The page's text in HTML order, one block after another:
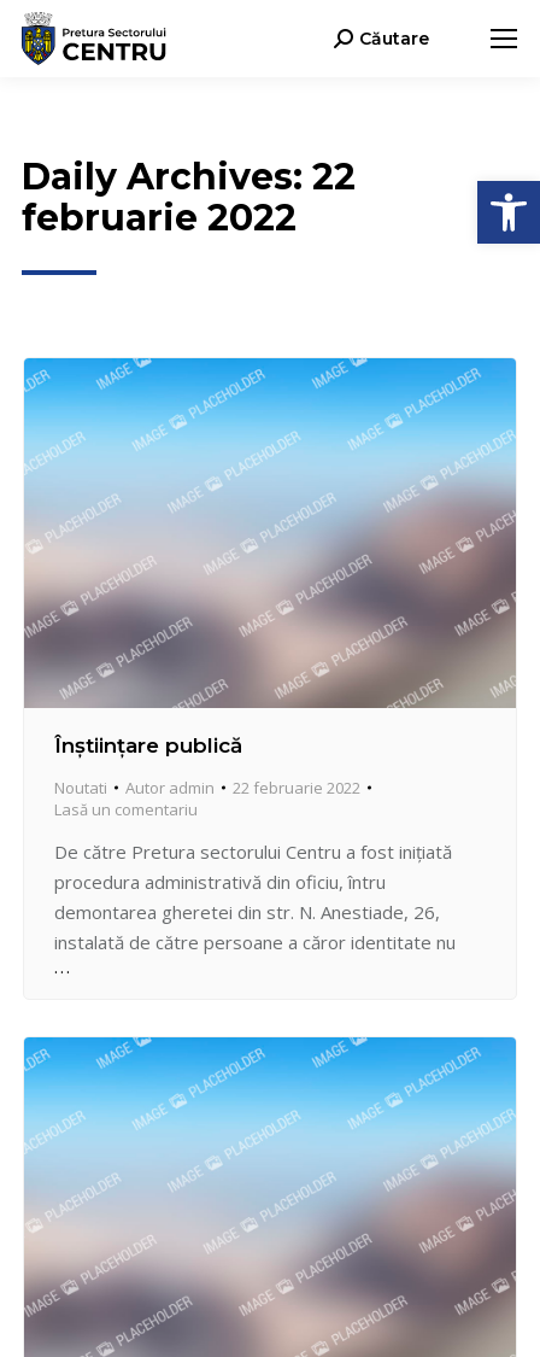
Search:Căutare
Daily Archives: 22
februarie 2022
Înștiințare publică
Noutati Autor admin
22 februarie 2022
Lasă un comentariu
De către Pretura sectorului Centru a fost inițiată
procedura administrativă din oficiu, întru
demontarea gheretei din str. N. Anestiade, 26,
instalată de către persoane a căror identitate nu
este cunoscută. Solicităm persoanelor care pot
administrativă nominalizată, să se adreseze la
Pretura sectorului Centru, str. Bulgară, 43, bir. 12-
13,…